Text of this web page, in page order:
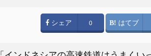
シェア 0 はてブ